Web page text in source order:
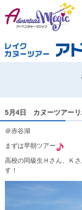
5月4日 カヌーツアー
＠赤谷湖
まずは早朝ツアー
高校の同級生Ｈさん、Ｋ
す！